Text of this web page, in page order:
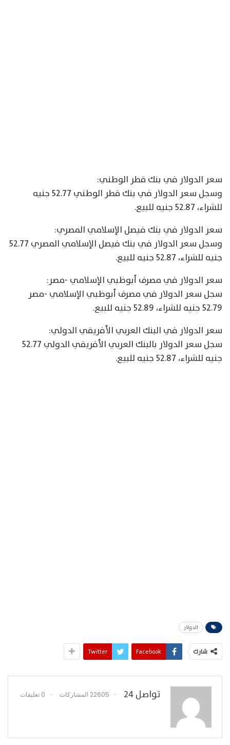
سعر الدولار في بنك قطر الوطني:
وسجل سعر الدولار في بنك قطر الوطني 52.77 جنيه
للشراء، 52.87 جنيه للبيع.
سعر الدولار في بنك فيصل الإسلامي المصري:
وسجل سعر الدولار في بنك فيصل الإسلامي المصري 52.77
جنيه للشراء، 52.87 جنيه للبيع.
سعر الدولار في مصرف أبوظبي الإسلامي -مصر:
سجل سعر الدولار في مصرف أبوظبي الإسلامي -مصر
52.79 جنيه للشراء، 52.89 جنيه للبيع.
سعر الدولار في البنك العربي الأفريقي الدولي:
سجل سعر الدولار بالبنك العربي الأفريقي الدولي 52.77
جنيه للشراء، 52.87 جنيه للبيع.
الدولار
شارك Facebook
Twitter
تواصل 24 22605 المشاركات 0 تعليقات